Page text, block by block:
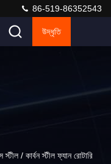
86-519-86352543
উদ্ধৃতি
স্টীল / কার্বন স্টীল ফ্যান রোটারি